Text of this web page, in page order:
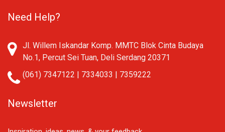
Need Help?
Jl. Willem Iskandar Komp. MMTC Blok Cinta Budaya
No.1, Percut Sei Tuan, Deli Serdang 20371
(061) 7347122 | 7334033 | 7359222
Newsletter